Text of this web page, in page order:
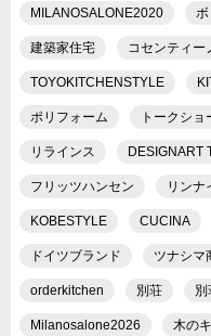
MILANOSALONE2020
建築家住宅 コセンティー
TOYOKITCHENSTYLE
ポリフォーム トークショ
リラインス DESIGNART
フリッツハンセン リンナ
KOBESTYLE CUCINA
ドイツブランド ツナシマ
orderkitchen 別荘 別
Milanosalone2026 木の